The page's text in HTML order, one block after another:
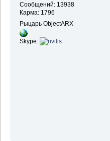
Сообщений: 13938
Карма: 1796
Рыцарь ObjectARX
Skype: